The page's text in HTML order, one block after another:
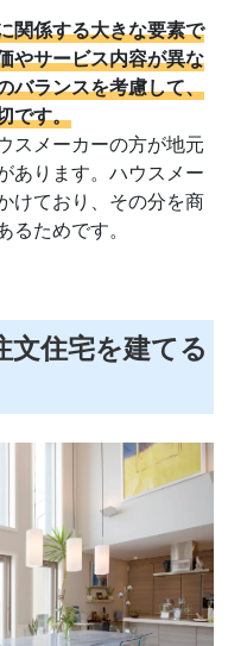
関係する大きな要素で
やサービス内容が異な
バランスを考慮して、
です。
スメーカーの方が地元
あります。ハウスメー
けており、その分を商
ためです。
文住宅を建てる